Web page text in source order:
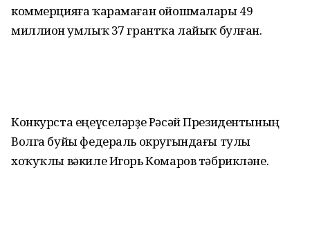
коммерцияға ҡарамаған ойошмалары 49
миллион һумлыҡ 37 грантҡа лайыҡ булған.
Конкурста еңеүселәрҙе Рәсәй Президентының
Волга буйы федераль округындағы тулы
хоҡуҡлы вәкиле Игорь Комаров тәбрикләне.